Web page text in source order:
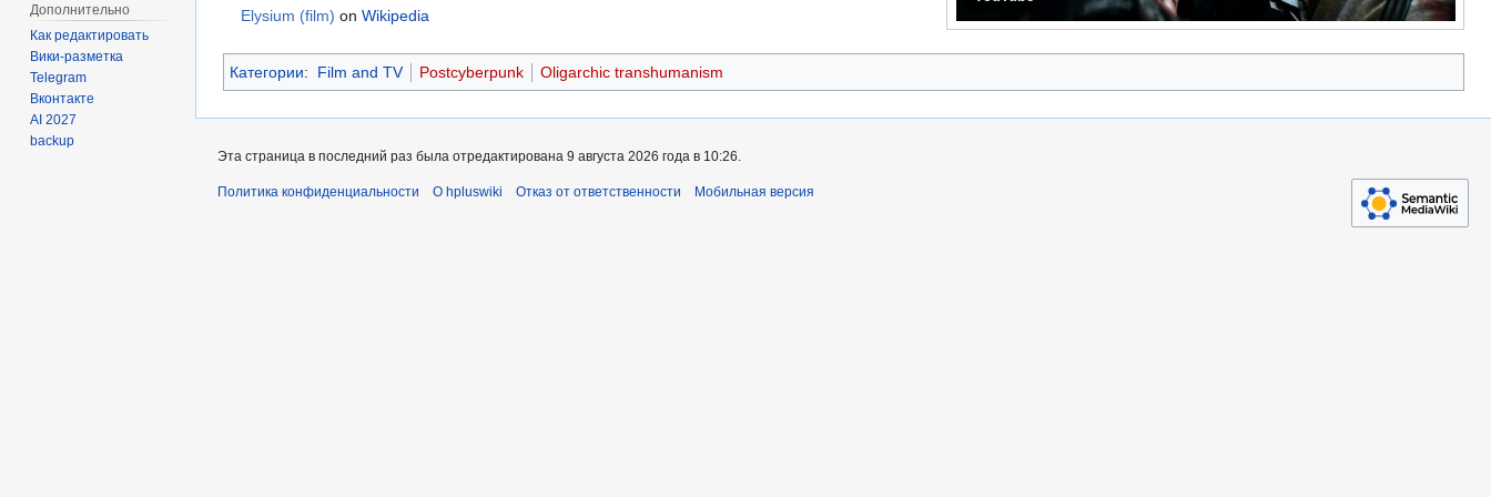
Elysium (film) on Wikipedia
Категории: Film and TV Postcyberpunk Oligarchic transhumanism
Дополнительно
Как редактировать
Вики-разметка
Telegram
Вконтакте
AI 2027
backup
Эта страница в последний раз была отредактирована 9 августа 2026 года в 10:26.
Политика конфиденциальности О hpluswiki Отказ от ответственности Мобильная версия